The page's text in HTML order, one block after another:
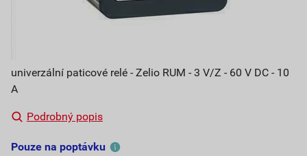
univerzální paticové relé - Zelio RUM - 3 V/Z - 60 V DC - 10
A
Podrobný popis
Pouze na poptávku